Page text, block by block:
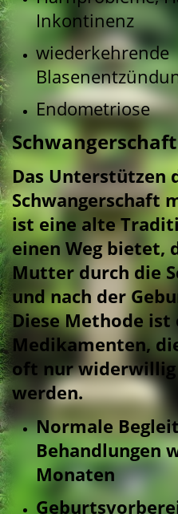
Inkontinenz
wiederkehrende
Endometriose
Schwangerschaft
Das Unterstützen
Schwangerschaft
ist eine alte
einen Weg bietet,
Mutter durch die
und nach der
Diese Methode
Medikamenten,
oft nur widerwillig
werden.
Normale
Behandlungen
Monaten